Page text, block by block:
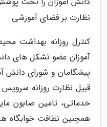
نظارت بر فضای آموزشی
کنترل روزانه بهداشت
آموزان عضو تشکل های
پیشگامان و شورای دانش
قبیل نظارت روزانه
خدماتی، تامین صابون
همچنین نظافت خوابگاه